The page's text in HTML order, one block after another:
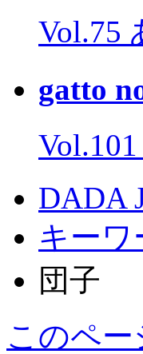
Vol.75
gatto
DADA
キーワ
団子
このペ